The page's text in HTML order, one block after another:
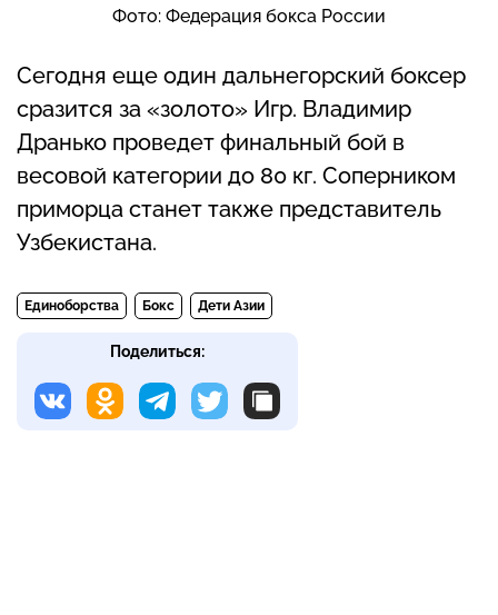
Фото: Федерация бокса России
Сегодня еще один дальнегорский боксер
сразится за «золото» Игр. Владимир
Дранько проведет финальный бой в
весовой категории до 80 кг. Соперником
приморца станет также представитель
Узбекистана.
Единоборства Бокс Дети Азии
Поделиться: